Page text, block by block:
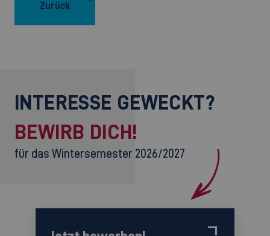
Zurück
INTERESSE GEWECKT?
BEWIRB DICH!
für das Wintersemester 2026/2027